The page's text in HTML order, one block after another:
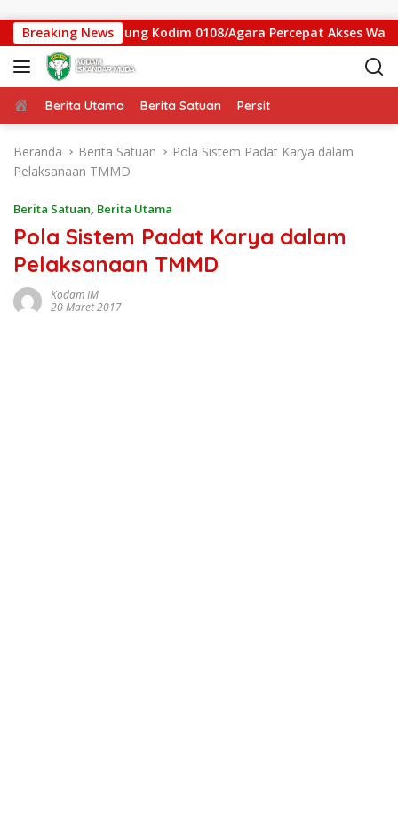
Breaking NewsGantung Kodim 0108/Agara Percepat Akses Warga
Beranda
Berita Utama Berita Satuan Persit
Beranda Berita Satuan
Pola Sistem Padat Karya dalam
Pelaksanaan TMMD
Berita Satuan, Berita Utama
Pola Sistem Padat Karya dalam
Pelaksanaan TMMD
Kodam IM
20 Maret 2017